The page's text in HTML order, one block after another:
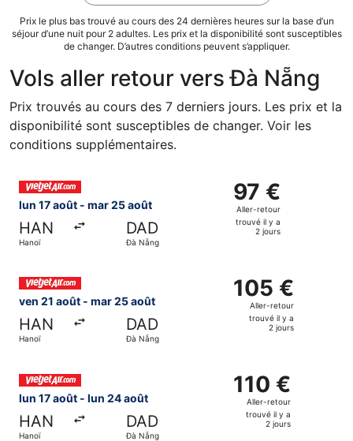
Prix le plus bas trouvé au cours des 24 dernières heures sur la base d’un
séjour d’une nuit pour 2 adultes. Les prix et la disponibilité sont susceptibles
de changer. D’autres conditions peuvent s’appliquer.
Vols aller retour vers Đà Nẵng
Prix trouvés au cours des 7 derniers jours. Les prix et la
disponibilité sont susceptibles de changer. Voir les
conditions supplémentaires.
lun 17 août - mar 25 août
HAN
Hanoï
DAD
Đà Nẵng
97 €
Aller-
retour,
trouvé
a
2
jours
97 €
Aller-retour
trouvé il y a
2 jours
Sélectionner le vol Vietjet Air, décollant le lun 17 août
ven 21 août - mar 25 août
HAN
Hanoï
DAD
Đà Nẵng
105 €
Aller-
retour,
trouvé
a
2
jours
105 €
Aller-retour
trouvé il y a
2 jours
Sélectionner le vol Vietjet Air, décollant le ven 21 août
lun 17 août - lun 24 août
HAN
Hanoï
DAD
Đà Nẵng
110 €
Aller-
retour,
trouvé
110 €
Aller-retour
trouvé il y a
2 jours